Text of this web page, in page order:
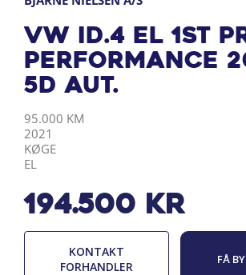
VW ID.4 EL 1st
Performance
5d Aut.
KILOMETER
95.000 KM
ÅRGANG
2021
BY
KØGE
DRIVMIDDEL
EL
194.500 kr
KONTAKT
FORHANDLER
FÅ